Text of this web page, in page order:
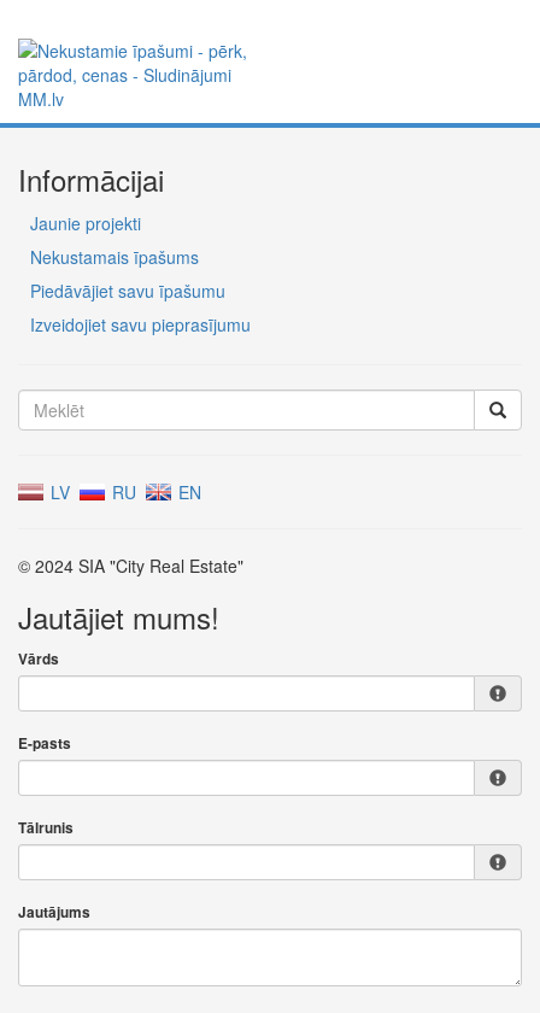
Informācijai
Jaunie projekti
Nekustamais īpašums
Piedāvājiet savu īpašumu
Izveidojiet savu pieprasījumu
LV RU EN
© 2024 SIA "City Real Estate"
Jautājiet mums!
Vārds
E-pasts
Tālrunis
Jautājums